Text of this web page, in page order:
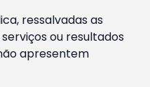
ressalvadas as
ou resultados
apresentem